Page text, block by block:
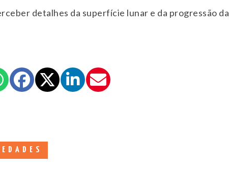
detalhes da superfície lunar e da progressão da